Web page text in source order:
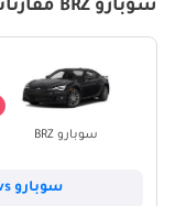
سوبارو BRZ مقارنات السيارات مع سيارات مماثلة
سوبارو BRZ
سوبارو BRZ vs أودي TT